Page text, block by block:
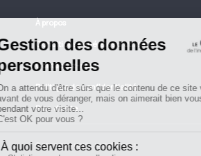
À propos
Conditions générales d'utilisation
Contactez-nous
Politique de confidentialité
Plan du site
© 2026 Copyright - Le Catalyseur